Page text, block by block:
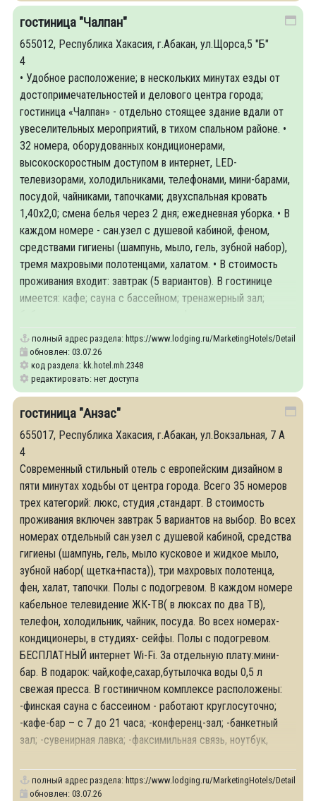
гостиница "Чалпан"
655012, Республика Хакасия, г.Абакан, ул.Щорса,5 "Б"
4
• Удобное расположение; в нескольких минутах езды от
достопримечательностей и делового центра города;
гостиница «Чалпан» - отдельно стоящее здание вдали от
увеселительных мероприятий, в тихом спальном районе. •
32 номера, оборудованных кондиционерами,
высокоскоростным доступом в интернет, LED-
телевизорами, холодильниками, телефонами, мини-барами,
посудой, чайниками, тапочками; двухспальная кровать
1,40х2,0; смена белья через 2 дня; ежедневная уборка. • В
каждом номере - сан.узел с душевой кабиной, феном,
средствами гигиены (шампунь, мыло, гель, зубной набор),
тремя махровыми полотенцами, халатом. • В стоимость
проживания входит: завтрак (5 вариантов). В гостинице
имеется: кафе; сауна с бассейном; тренажерный зал;
полный адрес раздела: https://www.lodging.ru/MarketingHotels/Details/
обновлен: 03.07.26
код раздела: kk.hotel.mh.2348
редактировать: нет доступа
гостиница "Анзас"
655017, Республика Хакасия, г.Абакан, ул.Вокзальная, 7 А
4
Современный стильный отель с европейским дизайном в
пяти минутах ходьбы от центра города. Всего 35 номеров
трех категорий: люкс, студия ,стандарт. В стоимость
проживания включен завтрак 5 вариантов на выбор. Во всех
номерах отдельный сан.узел с душевой кабиной, средства
гигиены (шампунь, гель, мыло кусковое и жидкое мыло,
зубной набор( щетка+паста)), три махровых полотенца,
фен, халат, тапочки. Полы с подогревом. В каждом номере
кабельное телевидение ЖК-ТВ( в люксах по два ТВ),
телефон, холодильник, чайник, посуда. Во всех номерах-
кондиционеры, в студиях- сейфы. Полы с подогревом.
БЕСПЛАТНЫЙ интернет Wi-Fi. За отдельную плату:мини-
бар. В подарок: чай,кофе,сахар,бутылочка воды 0,5 л
свежая пресса. В гостиничном комплексе расположены:
-финская сауна с бассеином - работают круглосуточно;
-кафе-бар – с 7 до 21 часа; -конференц-зал; -банкетный
зал; -сувенирная лавка; -факсимильная связь, ноутбук,
полный адрес раздела: https://www.lodging.ru/MarketingHotels/Details/
обновлен: 03.07.26